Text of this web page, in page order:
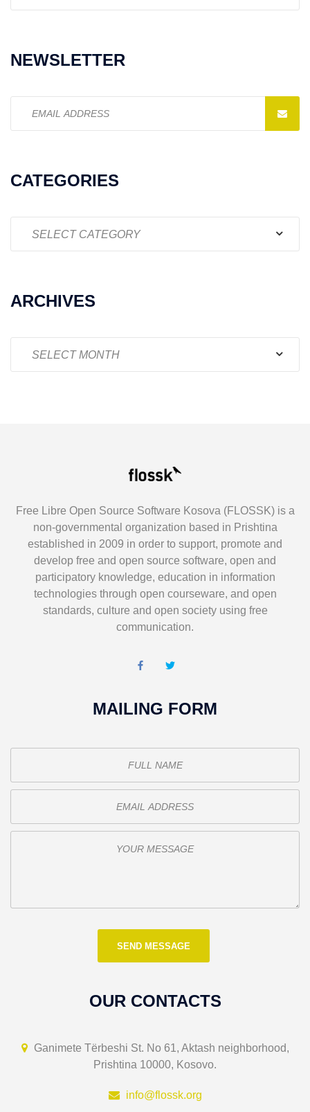
NEWSLETTER
address:
CATEGORIES
ARCHIVES
Free Libre Open Source Software Kosova (FLOSSK) is a
non-governmental organization based in Prishtina
established in 2009 in order to support, promote and
develop free and open source software, open and
participatory knowledge, education in information
technologies through open courseware, and open
standards, culture and open society using free
communication.
MAILING FORM
OUR CONTACTS
Ganimete Tërbeshi St. No 61, Aktash neighborhood,
Prishtina 10000, Kosovo.
info@flossk.org